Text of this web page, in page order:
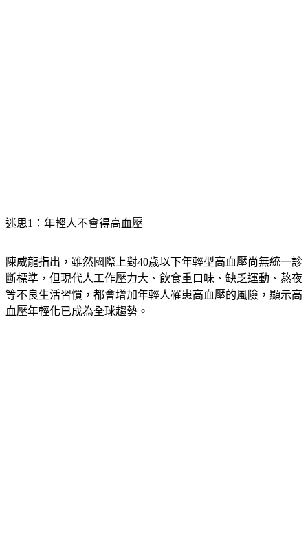
迷思1：年輕人不會得高血壓
陳威龍指出，雖然國際上對40歲以下年輕型高血壓尚無統一診
斷標準，但現代人工作壓力大、飲食重口味、缺乏運動、熬夜
等不良生活習慣，都會增加年輕人罹患高血壓的風險，顯示高
血壓年輕化已成為全球趨勢。